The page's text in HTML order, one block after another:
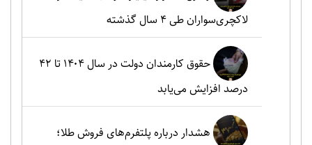
لاکچری‌سواران طی ۴ سال گذشته
حقوق کارمندان دولت در سال ۱۴۰۴ تا ۴۲
درصد افزایش می‌یابد
هشدار درباره پلتفرم‌های فروش طلا؛